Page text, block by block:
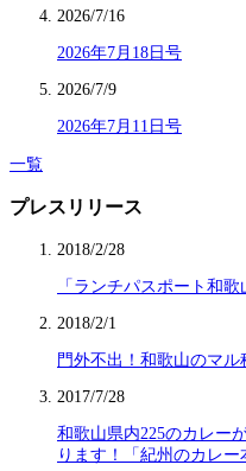
2026/7/16
2026年7月18日号
2026/7/9
2026年7月11日号
一覧
プレスリリース
2018/2/28
「ランチパスポート和
2018/2/1
門外不出！和歌山のマ
2017/7/28
和歌山県内225のカレー
ります！「紀州のカレー